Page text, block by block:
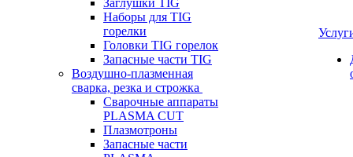
Заглушки TIG
Наборы для TIG
горелки
Головки TIG горелок
Запасные части TIG
Воздушно-плазменная
сварка, резка и строжка
Сварочные аппараты
PLASMA CUT
Плазмотроны
Запасные части